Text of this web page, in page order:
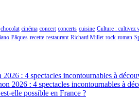
chocolat cinéma concert concerts cuisine Culture : cultivez
Pâques recette restaurant Richard Millet rock roman
: 4 spectacles incontournables à
2026 : 4 spectacles incontournables à
elle possible en France ?